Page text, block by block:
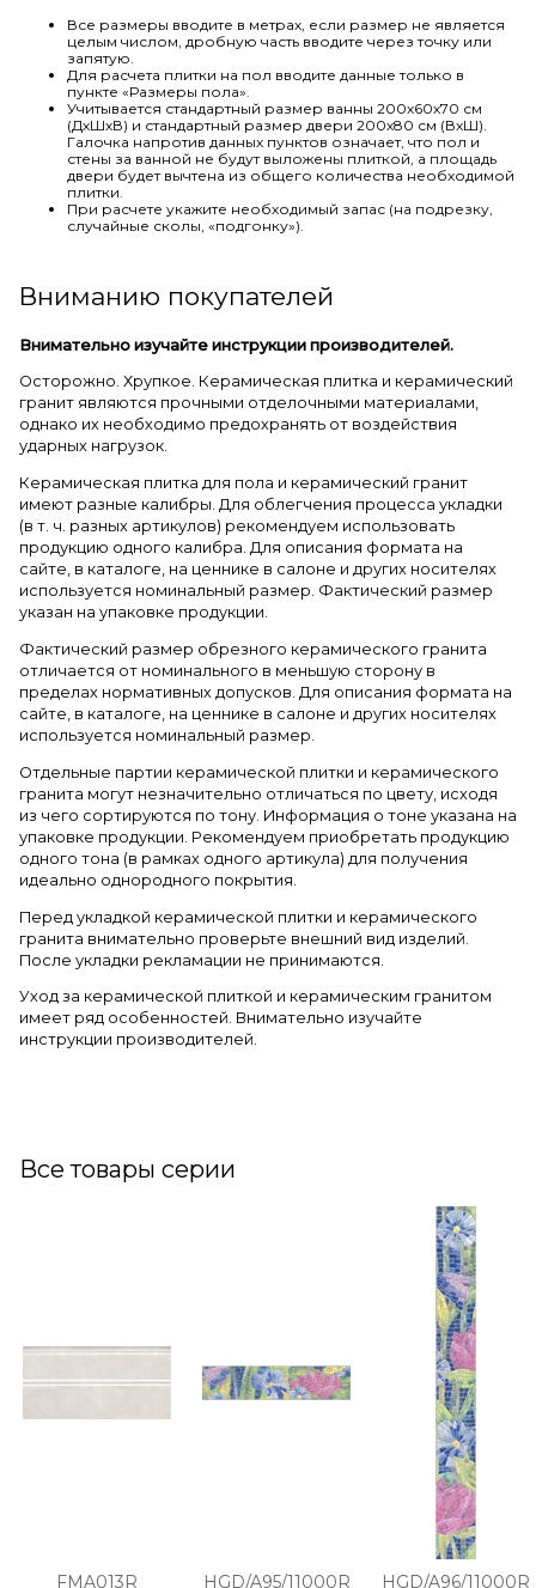
Все размеры вводите в метрах, если размер не является
целым числом, дробную часть вводите через точку или
запятую.
Для расчета плитки на пол вводите данные только в
пункте «Размеры пола».
Учитывается стандартный размер ванны 200х60х70 см
(ДхШхВ) и стандартный размер двери 200х80 см (ВхШ).
Галочка напротив данных пунктов означает, что пол и
стены за ванной не будут выложены плиткой, а площадь
двери будет вычтена из общего количества необходимой
плитки.
При расчете укажите необходимый запас (на подрезку,
случайные сколы, «подгонку»).
Вниманию покупателей
Внимательно изучайте инструкции производителей.
Осторожно. Хрупкое. Керамическая плитка и керамический
гранит являются прочными отделочными материалами,
однако их необходимо предохранять от воздействия
ударных нагрузок.
Керамическая плитка для пола и керамический гранит
имеют разные калибры. Для облегчения процесса укладки
(в т. ч. разных артикулов) рекомендуем использовать
продукцию одного калибра. Для описания формата на
сайте, в каталоге, на ценнике в салоне и других носителях
используется номинальный размер. Фактический размер
указан на упаковке продукции.
Фактический размер обрезного керамического гранита
отличается от номинального в меньшую сторону в
пределах нормативных допусков. Для описания формата на
сайте, в каталоге, на ценнике в салоне и других носителях
используется номинальный размер.
Отдельные партии керамической плитки и керамического
гранита могут незначительно отличаться по цвету, исходя
из чего сортируются по тону. Информация о тоне указана на
упаковке продукции. Рекомендуем приобретать продукцию
одного тона (в рамках одного артикула) для получения
идеально однородного покрытия.
Перед укладкой керамической плитки и керамического
гранита внимательно проверьте внешний вид изделий.
После укладки рекламации не принимаются.
Уход за керамической плиткой и керамическим гранитом
имеет ряд особенностей. Внимательно изучайте
инструкции производителей.
Все товары серии
FMA013R
HGD/A95/11000R
HGD/A96/11000R